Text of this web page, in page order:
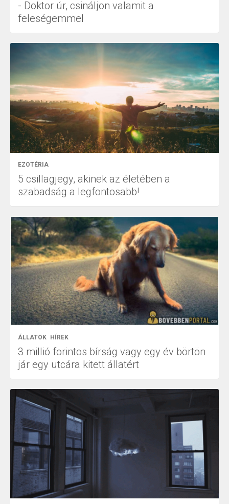
- Doktor úr, csináljon valamit a
feleségemmel
EZOTÉRIA
5 csillagjegy, akinek az életében a
szabadság a legfontosabb!
ÁLLATOK HÍREK
3 millió forintos bírság vagy egy év börtön
jár egy utcára kitett állatért